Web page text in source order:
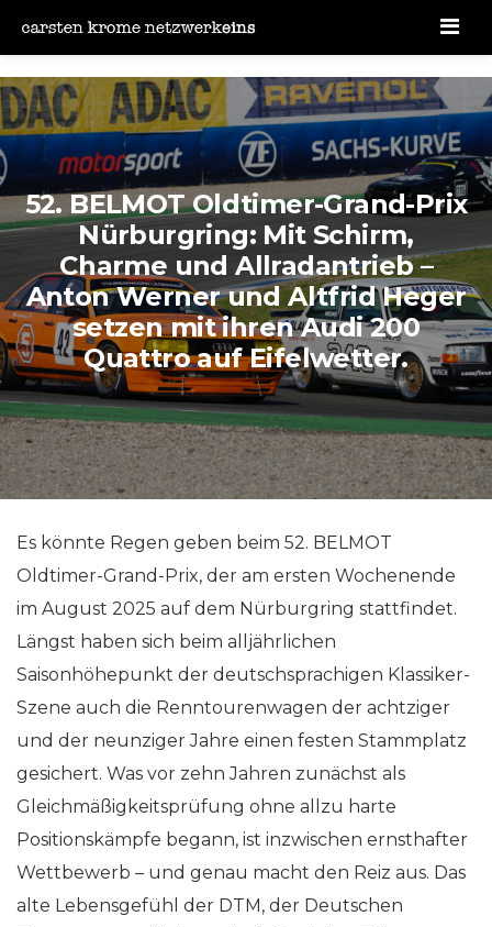
52. BELMOT Oldtimer-Grand-Prix
Nürburgring: Mit Schirm,
Charme und Allradantrieb –
Anton Werner und Altfrid Heger
setzen mit ihren Audi 200
Quattro auf Eifelwetter.
Es könnte Regen geben beim 52. BELMOT
Oldtimer-Grand-Prix, der am ersten Wochenende
im August 2025 auf dem Nürburgring stattfindet.
Längst haben sich beim alljährlichen
Saisonhöhepunkt der deutschsprachigen Klassiker-
Szene auch die Renntourenwagen der achtziger
und der neunziger Jahre einen festen Stammplatz
gesichert. Was vor zehn Jahren zunächst als
Gleichmäßigkeitsprüfung ohne allzu harte
Positionskämpfe begann, ist inzwischen ernsthafter
Wettbewerb – und genau macht den Reiz aus. Das
alte Lebensgefühl der DTM, der Deutschen